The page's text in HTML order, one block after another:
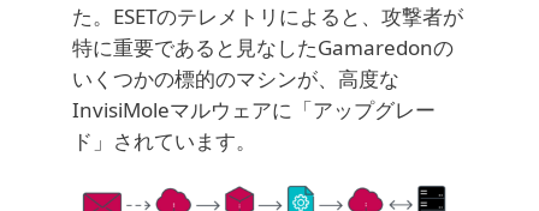
た。ESETのテレメトリによると、攻撃者が
特に重要であると見なしたGamaredonの
いくつかの標的のマシンが、高度な
InvisiMoleマルウェアに「アップグレー
ド」されています。